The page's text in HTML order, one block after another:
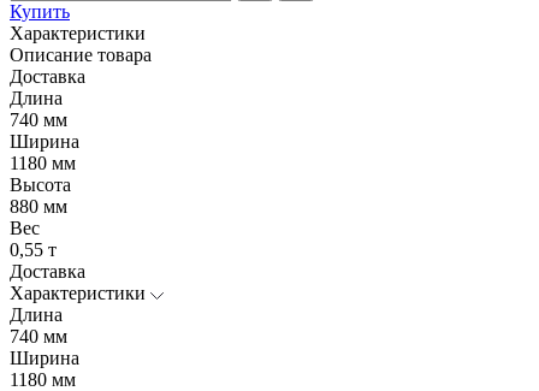
Купить
Характеристики
Описание товара
Доставка
Длина
740 мм
Ширина
1180 мм
Высота
880 мм
Вес
0,55 т
Доставка
Характеристики
Длина
740 мм
Ширина
1180 мм